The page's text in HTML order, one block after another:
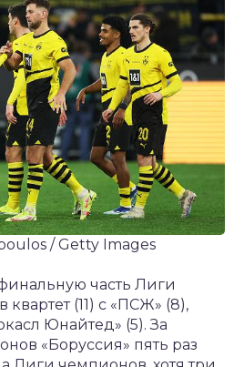
/ Getty Images
часть Лиги
(11) с «ПСЖ» (8),
Юнайтед» (5). За
«Боруссия» пять раз